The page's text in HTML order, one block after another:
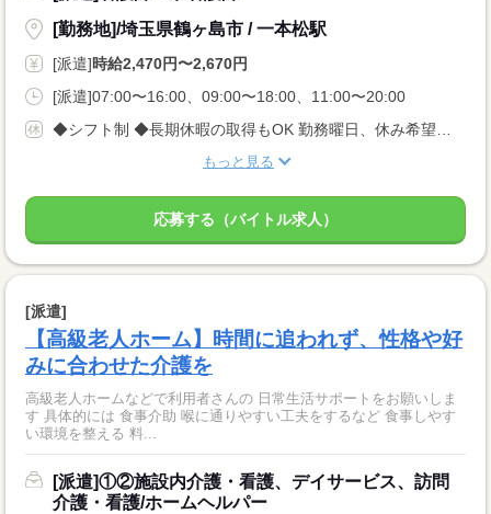
[勤務地]/埼玉県鶴ヶ島市 / 一本松駅
[派遣]時給2,470円〜2,670円
[派遣]07:00〜16:00、09:00〜18:00、11:00〜20:00
◆シフト制 ◆長期休暇の取得もOK 勤務曜日、休み希望はお気軽にご相談ください。 やむを得ない急なお休みにも理解のある職場です。
もっと見る
応募する（バイトル求人）
[派遣]
【高級老人ホーム】時間に追われず、性格や好
みに合わせた介護を
高級老人ホームなどで利用者さんの 日常生活サポートをお願いしま
す 具体的には 食事介助 喉に通りやすい工夫をするなど 食事しやす
い環境を整える 料...
[派遣]①②施設内介護・看護、デイサービス、訪問
介護・看護/ホームヘルパー